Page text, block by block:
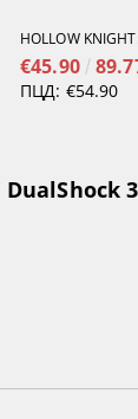
€45.90
ПЦД: €54.90
DualShock